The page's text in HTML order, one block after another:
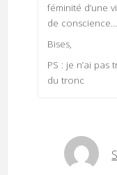
féminité d’une
de
Bises,
PS : je n’ai pas
du tronc